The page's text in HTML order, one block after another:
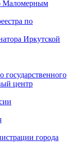
Маломерным
по
Иркутской
государственного
центр
города